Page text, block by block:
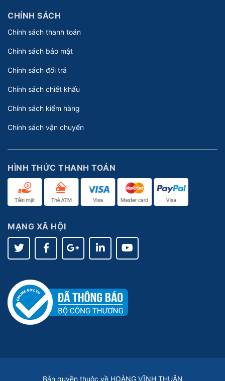
CHÍNH SÁCH
Chính sách thanh toán
Chính sách bảo mật
Chính sách đổi trả
Chính sách chiết khấu
Chính sách kiểm hàng
Chính sách vận chuyển
HÌNH THỨC THANH TOÁN
MẠNG XÃ HỘI
Bản quyền thuộc về HOÀNG VĨNH THUẬN